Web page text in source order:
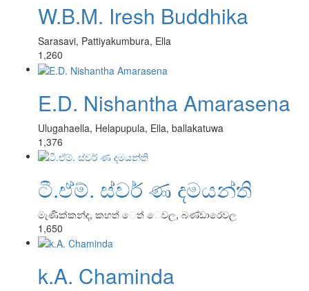
W.B.M. Iresh Buddhika
Sarasavi, Pattiyakumbura, Ella
1,260
E.D. Nishantha Amarasena
Ulugahaella, Helapupula, Ella, ballakatuwa
1,376
ටී.ඒම්. ස්වර් ණ දමයන්ති
මැණික්කන්ද, කහත් ෙත් ෙවල, බණ්ඩාරෙවල
1,650
k.A. Chaminda